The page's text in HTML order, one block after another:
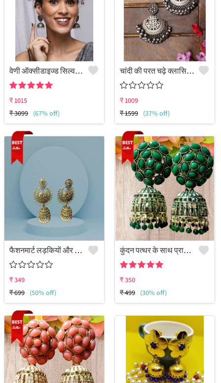
वेणी ऑक्सीडाइज्ड सिल्वर लोटस झुमकी इयररिंग्स
₹1015
₹3099 (67% off)
चांदी की परत चढ़े क्लासिक चांदबाली झुमके
₹1009
₹1599 (37% off)
फैशनमार्ट लड़कियों और महिलाओं के लिए सुनहरे रंग की झुमकी इयररिंग्स प्रस्तुत करता है।
₹349
₹699 (50% off)
कुंदन पत्थर के साथ प्राचीन लुक वाली झुमकी
₹350
₹499 (30% off)